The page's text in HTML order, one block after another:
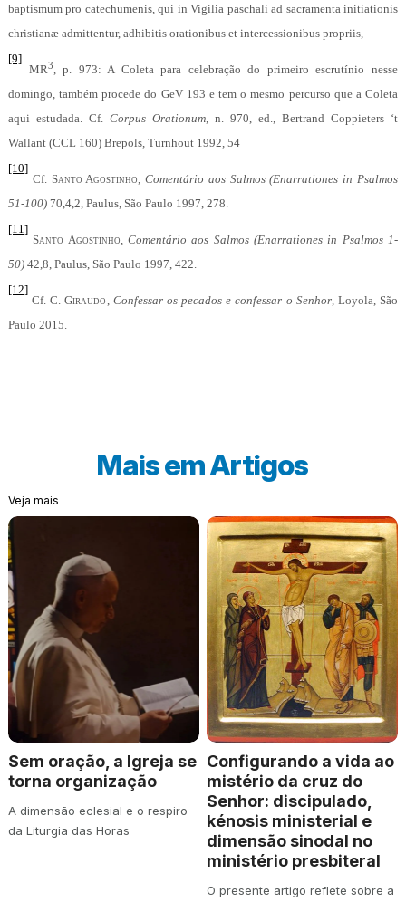
baptismum pro catechumenis, qui in Vigilia paschali ad sacramenta initiationis
christianæ admittentur, adhibitis orationibus et intercessionibus propriis,
[9]
MR3, p. 973: A Coleta para celebração do primeiro escrutínio nesse
domingo, também procede do GeV 193 e tem o mesmo percurso que a Coleta
aqui estudada. Cf. Corpus Orationum, n. 970, ed., Bertrand Coppieters ‘t
Wallant (CCL 160) Brepols, Turnhout 1992, 54
[10]
Cf. Santo Agostinho, Comentário aos Salmos (Enarrationes in Psalmos
51-100)70,4,2, Paulus, São Paulo 1997, 278.
[11]
Santo Agostinho, Comentário aos Salmos (Enarrationes in Psalmos 1-
50)42,8, Paulus, São Paulo 1997, 422.
[12]
Cf.C. Giraudo , Confessar os pecados e confessar o Senhor, Loyola, São
Paulo 2015.
Mais emArtigos
Veja mais
Sem oração, a Igreja se
torna organização
A dimensão eclesial e o respiro
da Liturgia das Horas
Configurando a vida ao
mistério da cruz do
Senhor: discipulado,
kénosis ministerial e
dimensão sinodal no
ministério presbiteral
O presente artigo reflete sobre a